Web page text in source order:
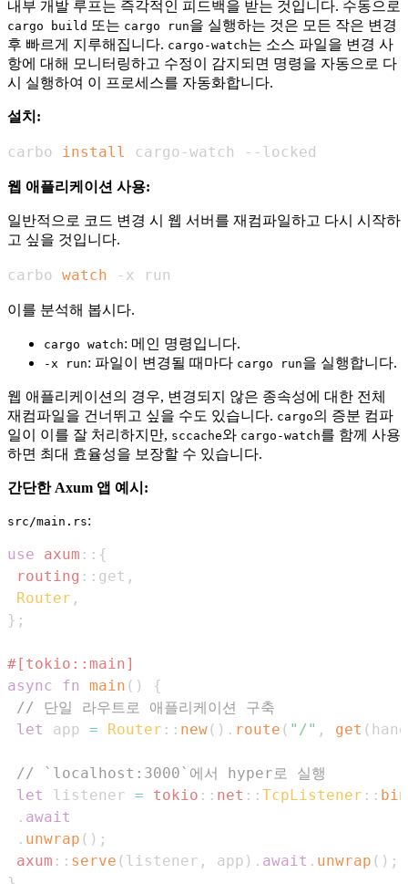
내부 개발 루프는 즉각적인 피드백을 받는 것입니다. 수동으로
cargo build 또는 cargo run을 실행하는 것은 모든 작은 변경
후 빠르게 지루해집니다. cargo-watch는 소스 파일을 변경 사
항에 대해 모니터링하고 수정이 감지되면 명령을 자동으로 다
시 실행하여 이 프로세스를 자동화합니다.
설치:
carbo install cargo-watch --locked
웹 애플리케이션 사용:
일반적으로 코드 변경 시 웹 서버를 재컴파일하고 다시 시작하
고 싶을 것입니다.
carbo watch -x run
이를 분석해 봅시다.
cargo watch: 메인 명령입니다.
-x run: 파일이 변경될 때마다 cargo run을 실행합니다.
웹 애플리케이션의 경우, 변경되지 않은 종속성에 대한 전체
재컴파일을 건너뛰고 싶을 수도 있습니다. cargo의 증분 컴파
일이 이를 잘 처리하지만, sccache와 cargo-watch를 함께 사용
하면 최대 효율성을 보장할 수 있습니다.
간단한 Axum 앱 예시:
src/main.rs:
use axum :: {
routing :: get ,
Router ,
} ;
#[tokio::main]
async
fn main ( )
{
// 단일 라우트로 애플리케이션 구축
let
app = Router :: new( ) . route ( "/" , get (
// `localhost:3000`에서 hyper로 실행
let
listener = tokio :: net :: TcpListener ::
. await
. unwrap ( ) ;
axum :: serve ( listener , app ) . await . unwrap ( ) ;